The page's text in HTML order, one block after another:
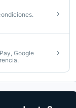
Google